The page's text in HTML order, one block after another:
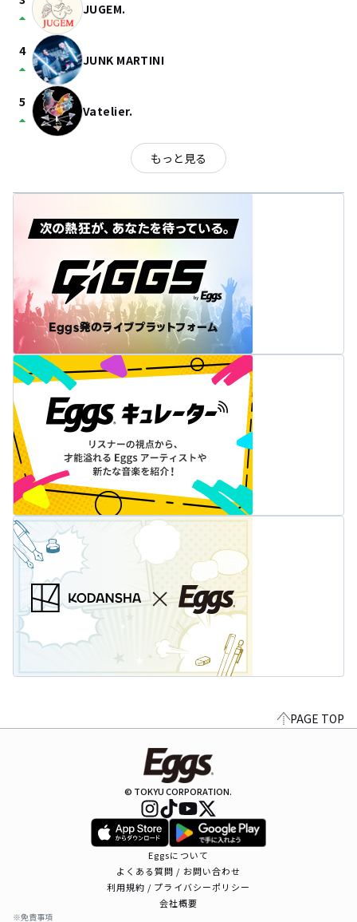
arrow_drop_up JUGEM.
4
arrow_drop_up JUNK MARTINI
5
arrow_drop_up Vatelier.
もっと見る
PAGE TOP
© TOKYU CORPORATION.
Eggsについて
よくある質問 / お問い合わせ
利用規約 / プライバシーポリシー
会社概要
※免責事項